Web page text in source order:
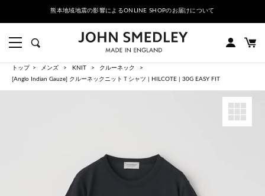
熊本地域地震の影響によるONLINE SHOPのお届けについて
トップ メンズ KNIT
クルーネック
[Anglo Indian Gauze] クルーネックニットＴシャツ | HILCOTE | 30G EASY FIT